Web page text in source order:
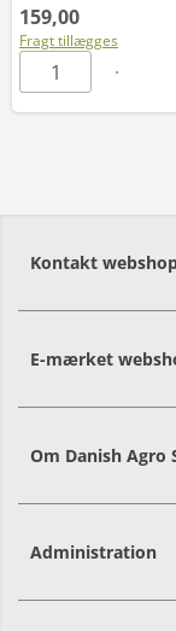
159,00
Fragt tillægges
Kontakt
E-mærket
Om Danish Agro
Administration